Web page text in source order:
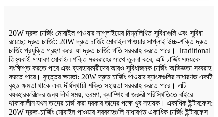
20W দ্রুত চার্জিং মোবাইল পাওয়ার সাপ্লাইয়ের নিম্নলিখিত সুবিধাগুলি এবং সুবিধা
রয়েছে: দ্রুত চার্জিং: 20W দ্রুত চার্জিং মোবাইল পাওয়ার সাপ্লাই উচ্চ-শক্তি দ্রুত
চার্জিং প্রযুক্তি গ্রহণ করে, যা দ্রুত চার্জিং গতি সরবরাহ করতে পারে। Traditional
তিহ্যবাহী সাধারণ মোবাইল শক্তি সরবরাহের সাথে তুলনা করে, এটি চার্জিং সময়কে
সংক্ষিপ্ত করতে পারে এবং ব্যবহারকারীদের আরও সুবিধাজনক চার্জিং অভিজ্ঞতা সরবরাহ
করতে পারে। বৃহত্তর ক্ষমতা: 20W দ্রুত চার্জিং পাওয়ার ব্যাংকগুলির সাধারণত একটি
বৃহত ক্ষমতা থাকে এবং দীর্ঘস্থায়ী শক্তি সহায়তা সরবরাহ করতে পারে। এটি
ব্যবহারকারীদের জন্য দীর্ঘ সময়, ভ্রমণ, ক্যাম্পিং বা জরুরী পরিস্থিতিতে বাইরে
থাকাকালীন যখন তাদের চার্জ করা দরকার তাদের পক্ষে খুব সহায়ক। একাধিক ইন্টারফেস:
20W দ্রুত-চার্জিং মোবাইল পাওয়ার সরবরাহগুলি সাধারণত একাধিক চার্জিং ইন্টারফেস